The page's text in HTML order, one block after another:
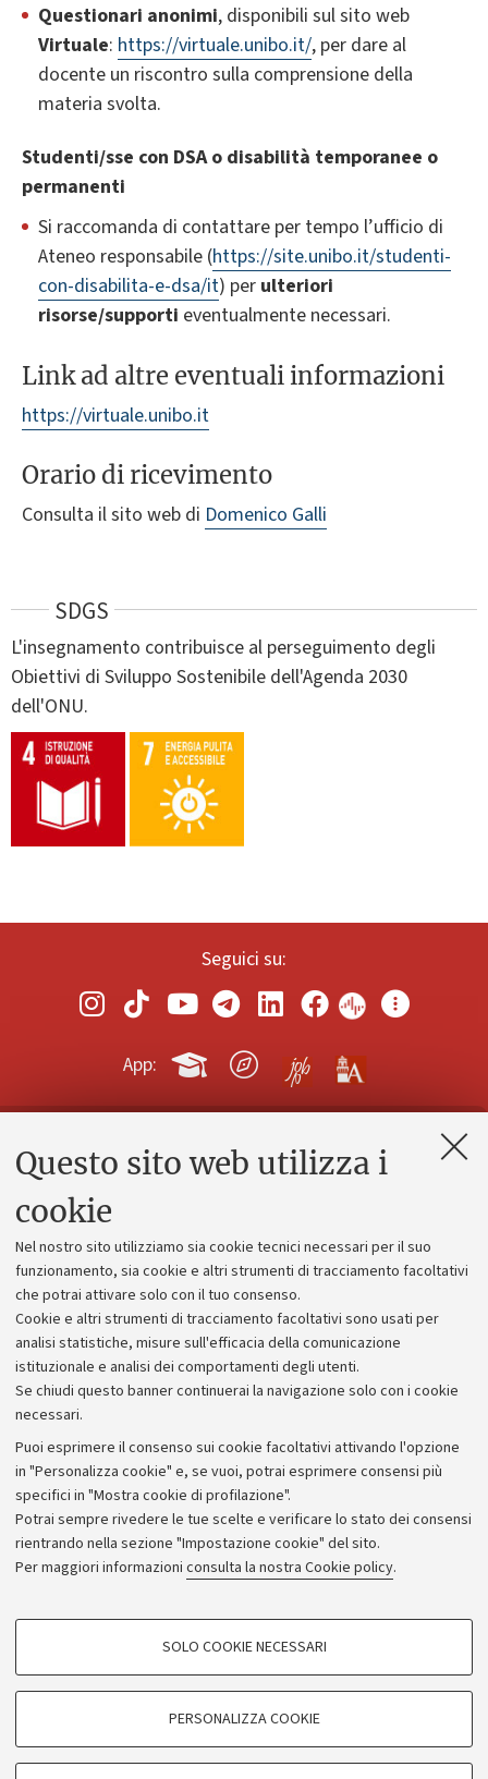
Questo sito web utilizza i
cookie
Nel nostro sito utilizziamo sia cookie tecnici necessari per il suo
funzionamento, sia cookie e altri strumenti di tracciamento facoltativi
che potrai attivare solo con il tuo consenso.
Cookie e altri strumenti di tracciamento facoltativi sono usati per
analisi statistiche, misure sull'efficacia della comunicazione
istituzionale e analisi dei comportamenti degli utenti.
Se chiudi questo banner continuerai la navigazione solo con i cookie
necessari.
Puoi esprimere il consenso sui cookie facoltativi attivando l'opzione
in "Personalizza cookie" e, se vuoi, potrai esprimere consensi più
specifici in "Mostra cookie di profilazione".
Potrai sempre rivedere le tue scelte e verificare lo stato dei consensi
rientrando nella sezione "Impostazione cookie" del sito.
Per maggiori informazioni consulta la nostra Cookie policy.
COOKIE DI PROFILAZIONE - FACOLTATIVI
SOLO COOKIE NECESSARI
PERSONALIZZA COOKIE
Questionari anonimi, disponibili sul sito web
Virtuale: https://virtuale.unibo.it/, per dare al
docente un riscontro sulla comprensione della
materia svolta.
Studenti/sse con DSA o disabilità temporanee o
permanenti
Si raccomanda di contattare per tempo l’ufficio di
Ateneo responsabile (https://site.unibo.it/studenti-
con-disabilita-e-dsa/it) per ulteriori
risorse/supporti eventualmente necessari.
Link ad altre eventuali informazioni
https://virtuale.unibo.it
Orario di ricevimento
Consulta il sito web di Domenico Galli
SDGS
L'insegnamento contribuisce al perseguimento degli
Obiettivi di Sviluppo Sostenibile dell'Agenda 2030
dell'ONU.
Seguici su:
App:
Contatti e PEC
Alumni community
Piano strategico
Bilanci
Donazioni e 5x1000
Bandi, gare e concorsi
Albo online
Amministrazione trasparente
Atti di notifica
Informazioni sul sito e accessibilità
Dichiarazione di accessibilità
Privacy e note legali
Impostazioni Cookie
©Copyright 2026 - ALMA MATER STUDIORUM - Università di